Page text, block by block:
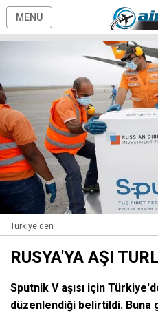
MENÜ
Türkiye'den
RUSYA'YA AŞI
Sputnik V aşısı için
düzenlendiği belirtildi. Buna